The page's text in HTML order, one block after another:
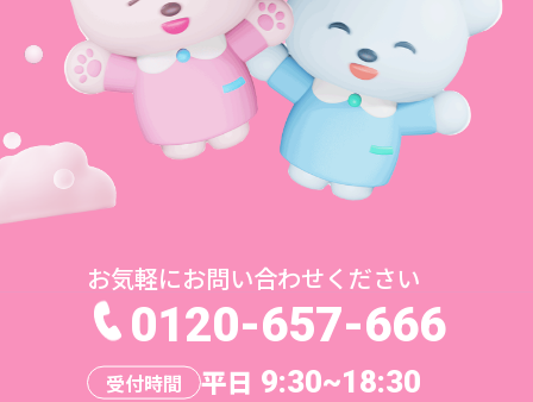
お気軽にお問い合わせください
0120-657-666
受付時間 平日 9:30~18:30